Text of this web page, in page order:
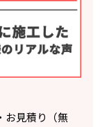
お見積り（無